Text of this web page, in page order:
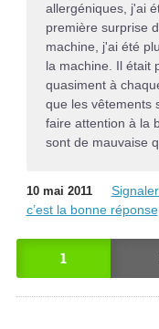
allergéniques, j'ai
première surprise
machine, j'ai été
la machine. Il était
quasiment à
que les vêtements
faire attention à la
sont de mauvaise
10 mai 2011
c’est la bonne réponse
1